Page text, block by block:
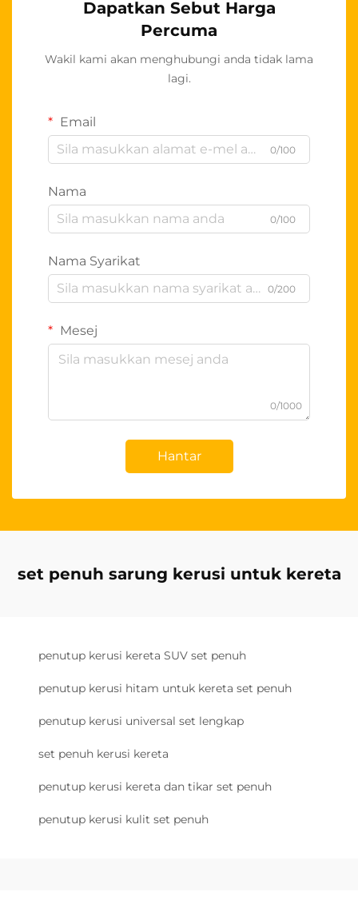
Dapatkan Sebut Harga
Percuma
Wakil kami akan menghubungi anda tidak lama
lagi.
Email
0/100
Nama
0/100
Nama Syarikat
0/200
Mesej
0/1000
Hantar
set penuh sarung kerusi untuk kereta
penutup kerusi kereta SUV set penuh
penutup kerusi hitam untuk kereta set penuh
penutup kerusi universal set lengkap
set penuh kerusi kereta
penutup kerusi kereta dan tikar set penuh
penutup kerusi kulit set penuh